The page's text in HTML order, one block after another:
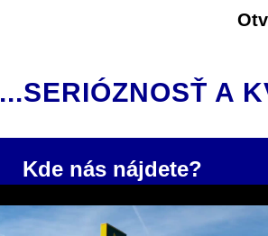
...SERIÓZNOSŤ A
Kde nás nájdete?